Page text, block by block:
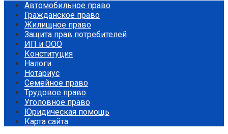
Автомобильное право
Гражданское право
Жилищное право
Защита прав потребителей
ИП и ООО
Конституция
Налоги
Нотариус
Семейное право
Трудовое право
Уголовное право
Юридическая помощь
Карта сайта